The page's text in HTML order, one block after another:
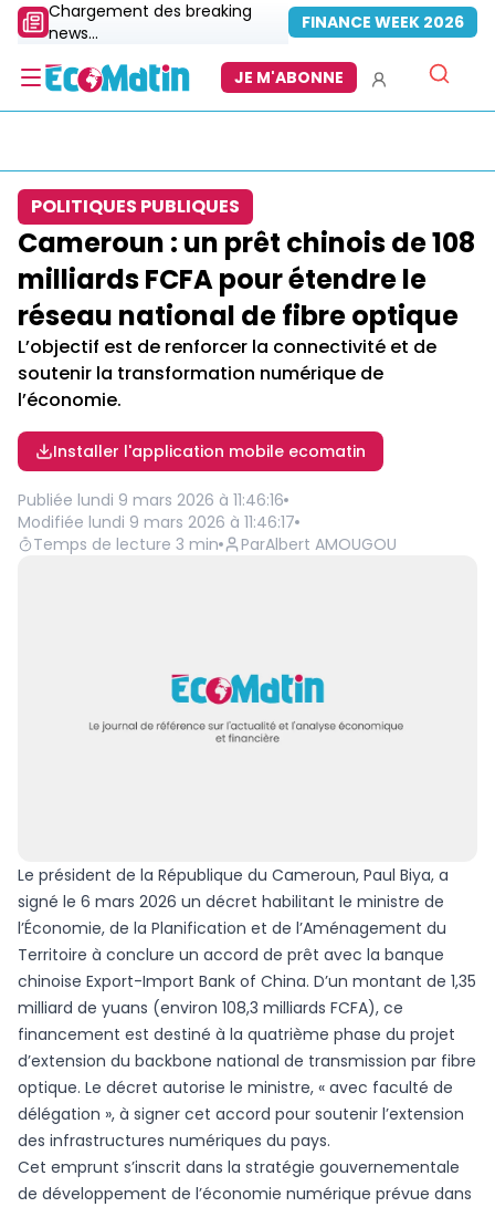
Chargement des breaking
news...
FINANCE WEEK 2026
JE M'ABONNE
POLITIQUES PUBLIQUES
Cameroun : un prêt chinois de 108
milliards FCFA pour étendre le
réseau national de fibre optique
L’objectif est de renforcer la connectivité et de
soutenir la transformation numérique de
l’économie.
Installer l'application mobile ecomatin
Publiée lundi 9 mars 2026 à 11:46:16
Modifiée lundi 9 mars 2026 à 11:46:17
Temps de lecture 3 min ParAlbert AMOUGOU
Le président de la République du Cameroun, Paul Biya, a
signé le 6 mars 2026 un décret habilitant le ministre de
l’Économie, de la Planification et de l’Aménagement du
Territoire à conclure un accord de prêt avec la banque
chinoise Export-Import Bank of China. D’un montant de 1,35
milliard de yuans (environ 108,3 milliards FCFA), ce
financement est destiné à la quatrième phase du projet
d’extension du backbone national de transmission par fibre
optique. Le décret autorise le ministre, « avec faculté de
délégation », à signer cet accord pour soutenir l’extension
des infrastructures numériques du pays.
Cet emprunt s’inscrit dans la stratégie gouvernementale
de développement de l’économie numérique prévue dans